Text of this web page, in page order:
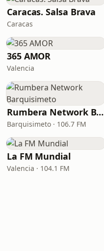
Caracas. Salsa Brava
Caracas
365 AMOR
Valencia
Rumbera Network Barquisimeto
Barquisimeto · 106.7 FM
La FM Mundial
Valencia · 104.1 FM